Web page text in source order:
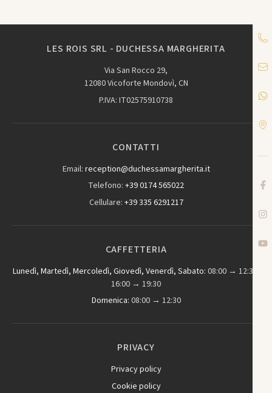
LES ROIS SRL - DUCHESSA MARGHERITA
Via San Rocco 29,
12080 Vicoforte Mondovì, CN
P.IVA: IT02575910738
CONTATTI
Email: reception@duchessamargherita.it
Telefono: +39 0174 565022
Cellulare: +39 335 6291217
CAFFETTERIA
Lunedì, Martedì, Mercoledì, Giovedì, Venerdì, Sabato: 08:00 → 12:30,
16:00 → 19:30
Domenica: 08:00 → 12:30
PRIVACY
Privacy policy
Cookie policy